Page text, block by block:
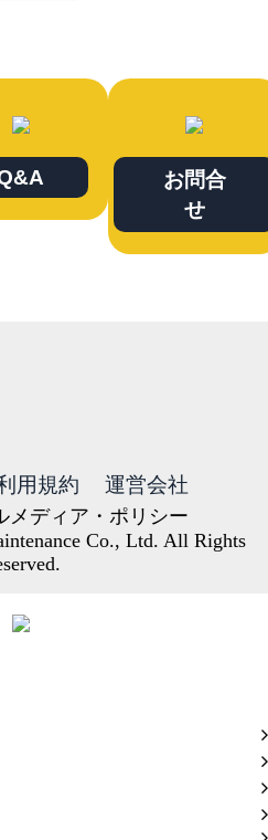
お問合
せ
用規約 運営会社
メディア・ポリシー
Co., Ltd. All Rights